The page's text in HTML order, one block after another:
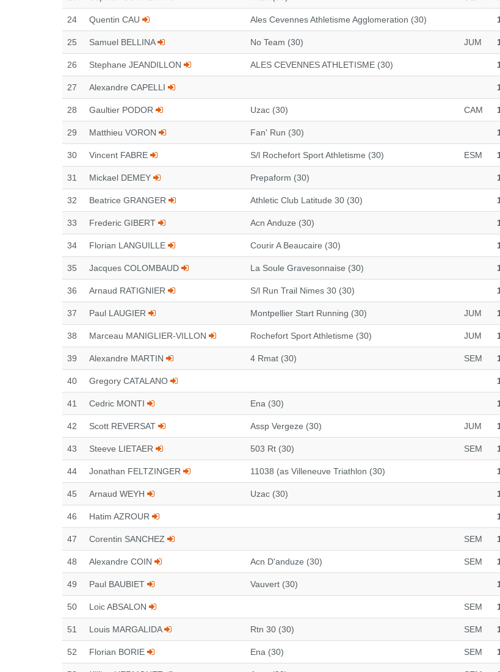
24 Quentin CAU Ales Cevennes Athletisme Agglomeration (30)
25 Samuel BELLINA No Team (30) JUM
26 Stephane JEANDILLON ALES CEVENNES ATHLETISME (30)
27 Alexandre CAPELLI
28 Gaultier PODOR Uzac (30) CAM
29 Matthieu VORON Fan' Run (30)
30 Vincent FABRE S/l Rochefort Sport Athletisme (30) ESM
31 Mickael DEMEY Prepaform (30)
32 Beatrice GRANGER Athletic Club Latitude 30 (30)
33 Frederic GIBERT Acn Anduze (30)
34 Florian LANGUILLE Courir A Beaucaire (30)
35 Jacques COLOMBAUD La Soule Gravesonnaise (30)
36 Arnaud RATIGNIER S/l Run Trail Nimes 30 (30)
37 Paul LAUGIER Montpellier Start Running (30) JUM
38 Marceau MANIGLIER-VILLON Rochefort Sport Athletisme (30) JUM
39 Alexandre MARTIN 4 Rmat (30) SEM
40 Gregory CATALANO
41 Cedric MONTI Ena (30)
42 Scott REVERSAT Assp Vergeze (30) JUM
43 Steeve LIETAER 503 Rt (30) SEM
44 Jonathan FELTZINGER 11038 (as Villeneuve Triathlon (30)
45 Arnaud WEYH Uzac (30)
46 Hatim AZROUR
47 Corentin SANCHEZ SEM
48 Alexandre COIN Acn D'anduze (30) SEM
49 Paul BAUBIET Vauvert (30)
50 Loic ABSALON SEM
51 Louis MARGALIDA Rtn 30 (30) SEM
52 Florian BORIE Ena (30) SEM